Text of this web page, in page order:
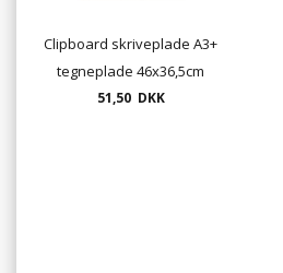
Clipboard skriveplade A3+
tegneplade 46x36,5cm
tykkelse 5mm med
51,50 DKK